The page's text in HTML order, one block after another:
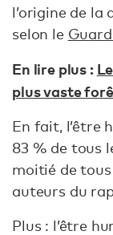
l’origine de
selon le
En lire plus :
plus vaste
En fait, l’être
83 % de tous
moitié de
auteurs du
Plus : l’être